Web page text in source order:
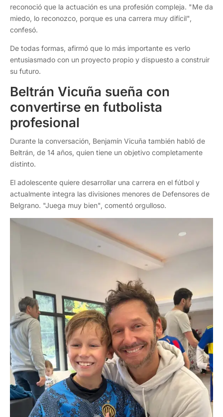
reconoció que la actuación es una profesión compleja. "Me da
miedo, lo reconozco, porque es una carrera muy difícil",
confesó.
De todas formas, afirmó que lo más importante es verlo
entusiasmado con un proyecto propio y dispuesto a construir
su futuro.
Beltrán Vicuña sueña con
convertirse en futbolista
profesional
Durante la conversación, Benjamín Vicuña también habló de
Beltrán, de 14 años, quien tiene un objetivo completamente
distinto.
El adolescente quiere desarrollar una carrera en el fútbol y
actualmente integra las divisiones menores de Defensores de
Belgrano. "Juega muy bien", comentó orgulloso.